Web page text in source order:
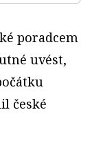
poradcem
uvést,
české